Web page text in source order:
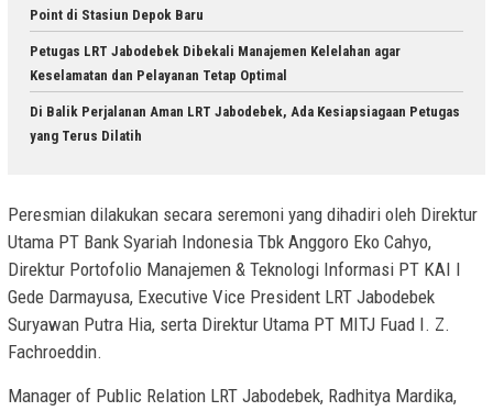
Point di Stasiun Depok Baru
Petugas LRT Jabodebek Dibekali Manajemen Kelelahan agar
Keselamatan dan Pelayanan Tetap Optimal
Di Balik Perjalanan Aman LRT Jabodebek, Ada Kesiapsiagaan Petugas
yang Terus Dilatih
Peresmian dilakukan secara seremoni yang dihadiri oleh Direktur
Utama PT Bank Syariah Indonesia Tbk Anggoro Eko Cahyo,
Direktur Portofolio Manajemen & Teknologi Informasi PT KAI I
Gede Darmayusa, Executive Vice President LRT Jabodebek
Suryawan Putra Hia, serta Direktur Utama PT MITJ Fuad I. Z.
Fachroeddin.
Manager of Public Relation LRT Jabodebek, Radhitya Mardika,